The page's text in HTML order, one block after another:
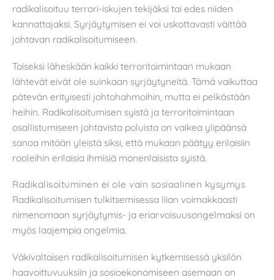
radikalisoituu terrori-iskujen tekijäksi tai edes niiden
kannattajaksi. Syrjäytymisen ei voi uskottavasti väittää
johtavan radikalisoitumiseen.
Toiseksi läheskään kaikki terroritoimintaan mukaan
lähtevät eivät ole suinkaan syrjäytyneitä. Tämä vaikuttaa
pätevän erityisesti johtohahmoihin, mutta ei pelkästään
heihin. Radikalisoitumisen syistä ja terroritoimintaan
osallistumiseen johtavista poluista on vaikea ylipäänsä
sanoa mitään yleistä siksi, että mukaan päätyy erilaisiin
rooleihin erilaisia ihmisiä monenlaisista syistä.
Radikalisoituminen ei ole vain sosiaalinen kysymys
Radikalisoitumisen tulkitsemisessa liian voimakkaasti
nimenomaan syrjäytymis- ja eriarvoisuusongelmaksi on
myös laajempia ongelmia.
Väkivaltaisen radikalisoitumisen kytkemisessä yksilön
haavoittuvuuksiin ja sosioekonomiseen asemaan on